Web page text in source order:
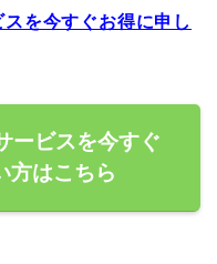
を今すぐお得に申し
ービスを今すぐ
方はこちら